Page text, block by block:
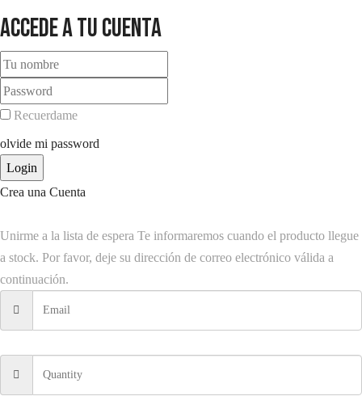
Accede a tu cuenta
Recuerdame
olvide mi password
Crea una Cuenta
Unirme a la lista de espera Te informaremos cuando el producto llegue
a stock. Por favor, deje su dirección de correo electrónico válida a
continuación.